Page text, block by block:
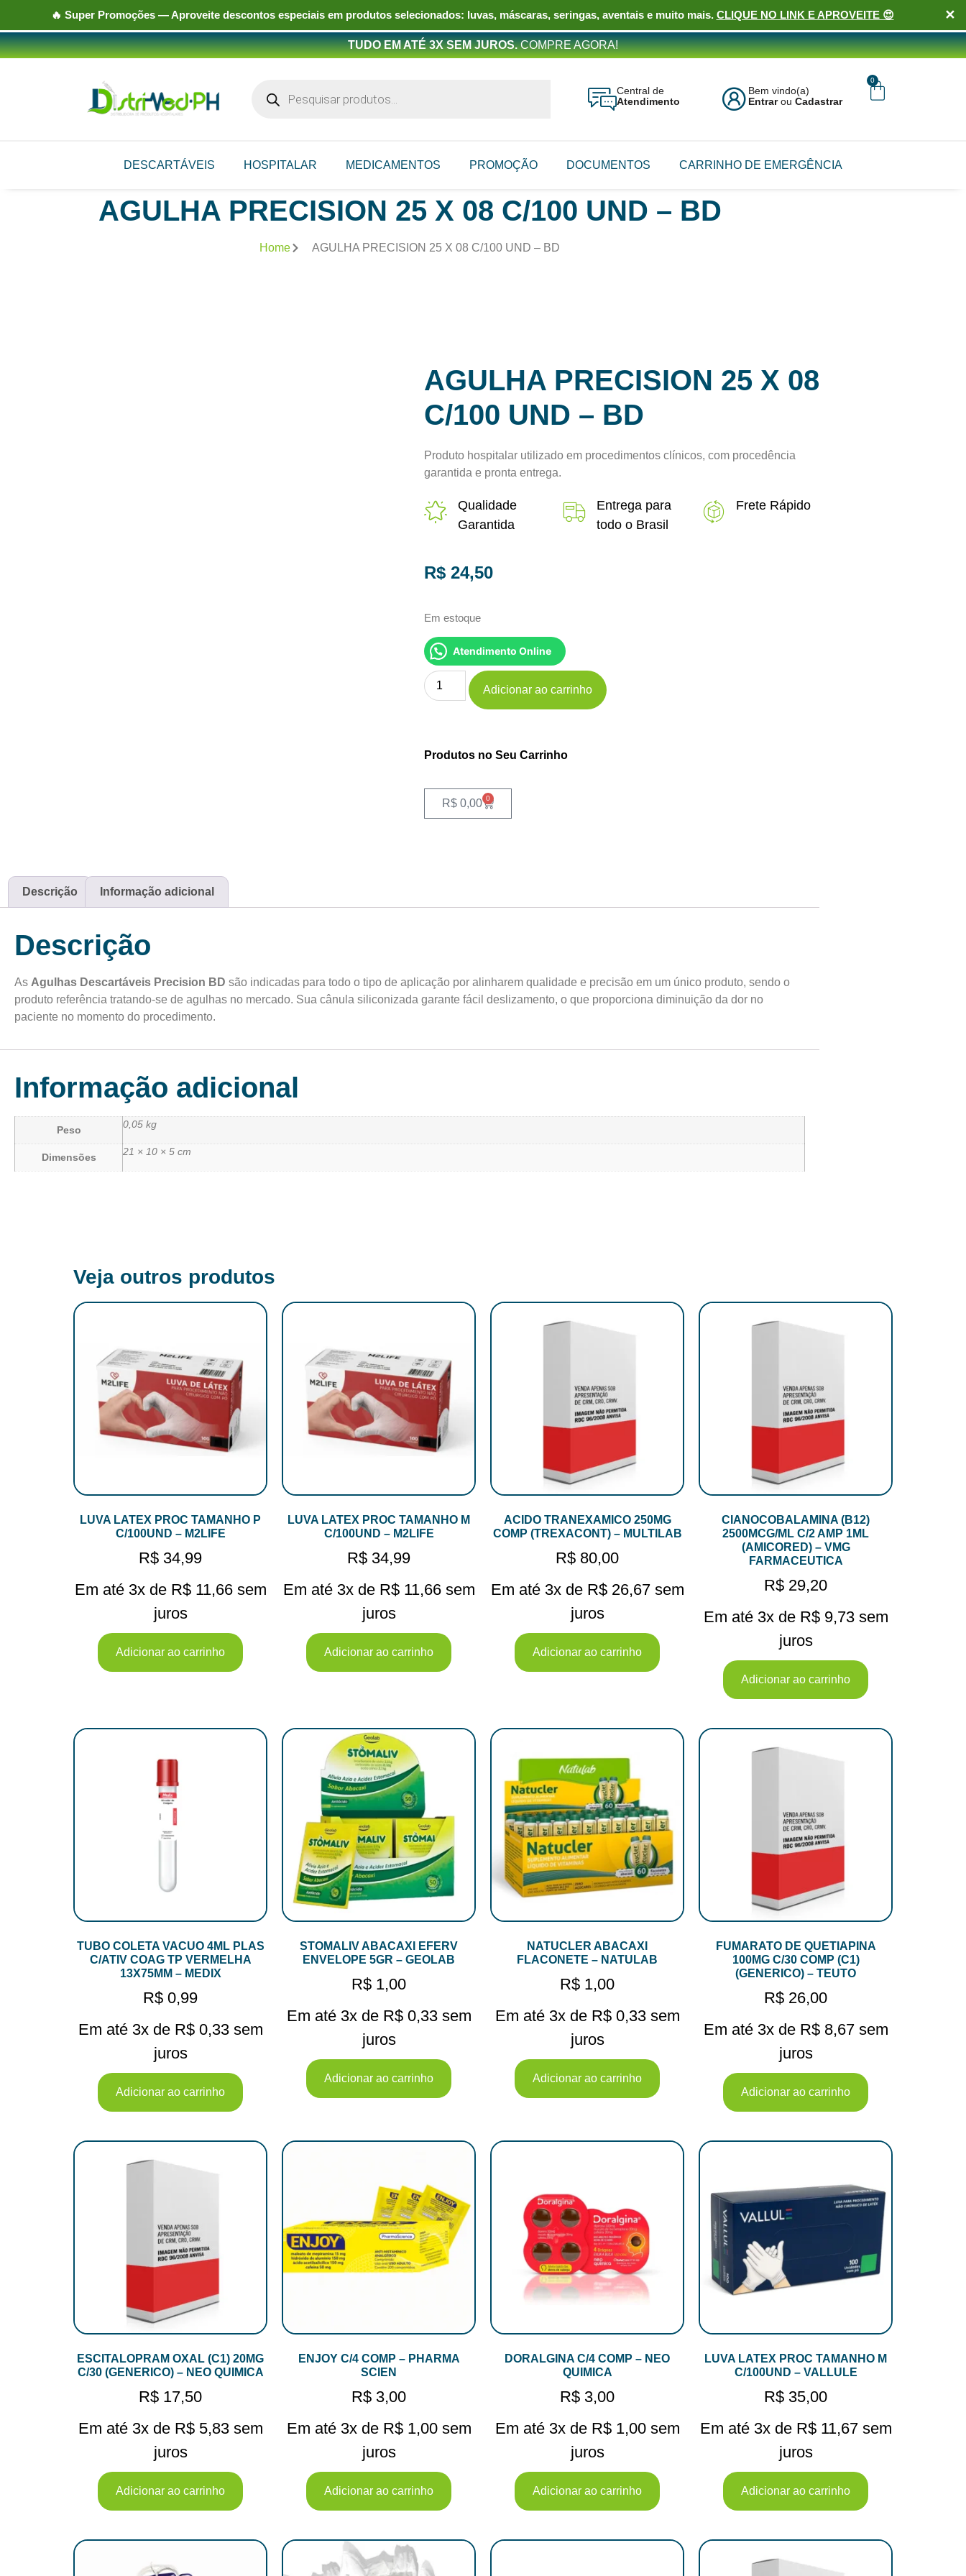
🔥 Super Promoções— Aproveite descontos especiais em produtos selecionados: luvas, máscaras, seringas, aventais e muito mais. CLIQUE NO LINK E APROVEITE 😍 ✕
TUDO EM ATÉ 3X SEM JUROS.COMPRE AGORA!
Central de
Atendimento
Bem vindo(a)
EntrarouCadastrar
0
DESCARTÁVEIS HOSPITALAR MEDICAMENTOS PROMOÇÃO DOCUMENTOS CARRINHO DE EMERGÊNCIA
AGULHA PRECISION 25 X 08 C/100 UND – BD
Home AGULHA PRECISION 25 X 08 C/100 UND – BD
AGULHA PRECISION 25 X 08
C/100 UND – BD
Produto hospitalar utilizado em procedimentos clínicos, com procedência
garantida e pronta entrega.
Qualidade
Garantida
Entrega para
todo o Brasil
Frete Rápido
R$ 24,50
Em estoque
Atendimento Online
Adicionar ao carrinho
Produtos no Seu Carrinho
R$ 0,00 0
Descrição Informação adicional
Descrição
As Agulhas Descartáveis Precision BD são indicadas para todo o tipo de aplicação por alinharem qualidade e precisão em um único produto, sendo o
produto referência tratando-se de agulhas no mercado. Sua cânula siliconizada garante fácil deslizamento, o que proporciona diminuição da dor no
paciente no momento do procedimento.
Informação adicional
Peso 0,05 kg
Dimensões 21 × 10 × 5 cm
Veja outros produtos
LUVA LATEX PROC TAMANHO P
C/100UND – M2LIFE
R$ 34,99
Em até 3x de R$11,66 sem
juros
Adicionar ao carrinho
LUVA LATEX PROC TAMANHO M
C/100UND – M2LIFE
R$ 34,99
Em até 3x de R$11,66 sem
juros
Adicionar ao carrinho
ACIDO TRANEXAMICO 250MG
COMP (TREXACONT) – MULTILAB
R$ 80,00
Em até 3x de R$26,67 sem
juros
Adicionar ao carrinho
CIANOCOBALAMINA (B12)
2500MCG/ML C/2 AMP 1ML
(AMICORED) – VMG
FARMACEUTICA
R$ 29,20
Em até 3x de R$9,73 sem
juros
Adicionar ao carrinho
TUBO COLETA VACUO 4ML PLAS
C/ATIV COAG TP VERMELHA
13X75MM – MEDIX
R$ 0,99
Em até 3x de R$0,33 sem
juros
Adicionar ao carrinho
STOMALIV ABACAXI EFERV
ENVELOPE 5GR – GEOLAB
R$ 1,00
Em até 3x de R$0,33 sem
juros
Adicionar ao carrinho
NATUCLER ABACAXI
FLACONETE – NATULAB
R$ 1,00
Em até 3x de R$0,33 sem
juros
Adicionar ao carrinho
FUMARATO DE QUETIAPINA
100MG C/30 COMP (C1)
(GENERICO) – TEUTO
R$ 26,00
Em até 3x de R$8,67 sem
juros
Adicionar ao carrinho
ESCITALOPRAM OXAL (C1) 20MG
C/30 (GENERICO) – NEO QUIMICA
R$ 17,50
Em até 3x de R$5,83 sem
juros
Adicionar ao carrinho
ENJOY C/4 COMP – PHARMA
SCIEN
R$ 3,00
Em até 3x de R$1,00 sem
juros
Adicionar ao carrinho
DORALGINA C/4 COMP – NEO
QUIMICA
R$ 3,00
Em até 3x de R$1,00 sem
juros
Adicionar ao carrinho
LUVA LATEX PROC TAMANHO M
C/100UND – VALLULE
R$ 35,00
Em até 3x de R$11,67 sem
juros
Adicionar ao carrinho